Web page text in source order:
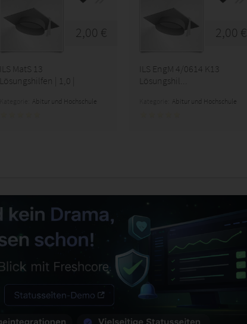
2,00 €
ILS MatS 13
Lösungshilfen | 1,0 |
Abitur und Hochschule
2,00 €
ILS EngM 4/0614 K13
Lösungshil...
Abitur und Hochschule